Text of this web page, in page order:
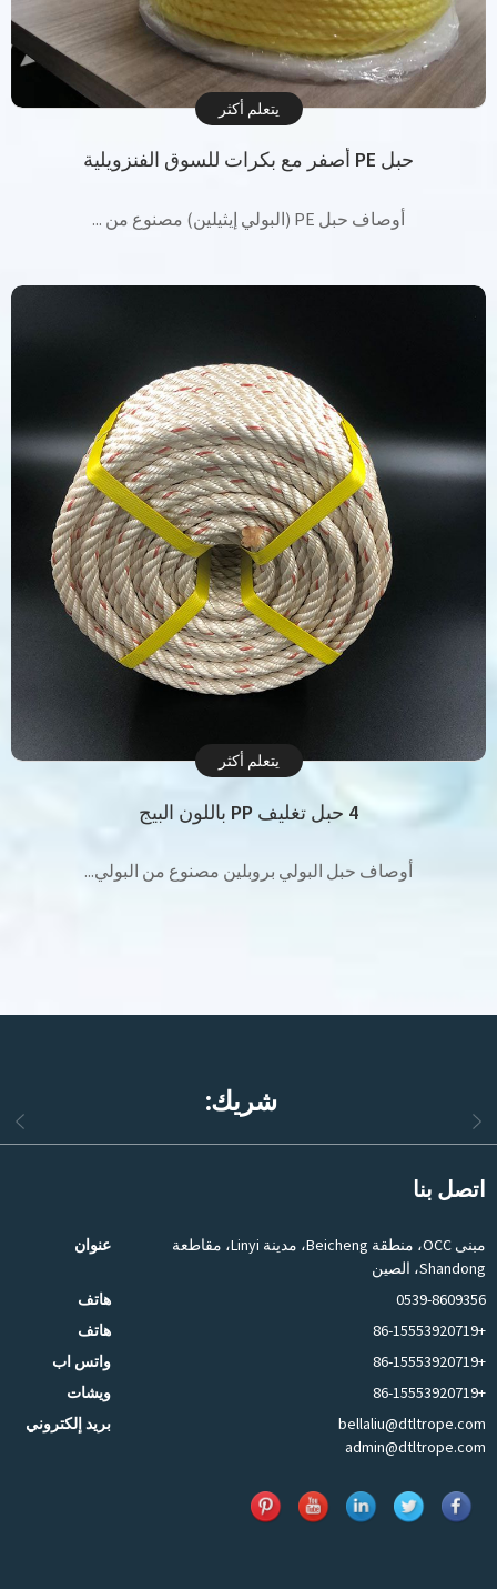
حبل PE أصفر مع بكرات للسوق الفنزويلية
أوصاف حبل PE (البولي إيثيلين) مصنوع من ...
يتعلم أكثر
4 حبل تغليف PP باللون البيج
أوصاف حبل البولي بروبلين مصنوع من البولي...
يتعلم أكثر
شريك:
اتصل بنا
عنوان
مبنى OCC، منطقة Beicheng، مدينة Linyi، مقاطعة
Shandong، الصين
هاتف
0539-8609356
هاتف
+86-15553920719
واتس اب
+86-15553920719
ويشات
+86-15553920719
بريد إلكتروني
bellaliu@dtltrope.com
admin@dtltrope.com